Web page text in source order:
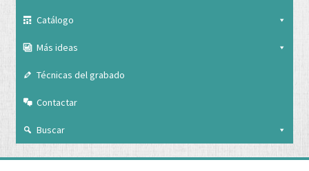
Catálogo
Más ideas
Técnicas del grabado
Contactar
Buscar
Nuestra empresa